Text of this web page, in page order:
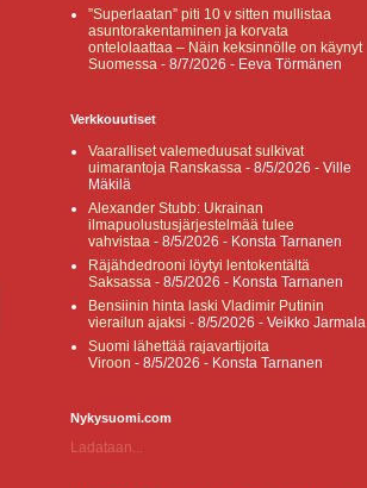
”Superlaatan” piti 10 v sitten mullistaa
asuntorakentaminen ja korvata
ontelolaattaa – Näin keksinnölle on käynyt
Suomessa - 8/7/2026 - Eeva Törmänen
Verkkouutiset
Vaaralliset valemeduusat sulkivat
uimarantoja Ranskassa - 8/5/2026 - Ville
Mäkilä
Alexander Stubb: Ukrainan
ilmapuolustusjärjestelmää tulee
vahvistaa - 8/5/2026 - Konsta Tarnanen
Räjähdedrooni löytyi lentokentältä
Saksassa - 8/5/2026 - Konsta Tarnanen
Bensiinin hinta laski Vladimir Putinin
vierailun ajaksi - 8/5/2026 - Veikko Jarmala
Suomi lähettää rajavartijoita
Viroon - 8/5/2026 - Konsta Tarnanen
Nykysuomi.com
Ladataan...